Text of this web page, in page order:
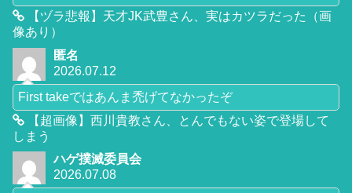
【ヅラ悲報】天才JK武豊さん、実はカツラだった（画
像あり）
匿名
2026.07.12
First takeではあんま禿げてなかったぞ
【超画像】西川貴教さん、とんでもない姿で登場して
しまう
ハゲ撲滅委員会
2026.07.08